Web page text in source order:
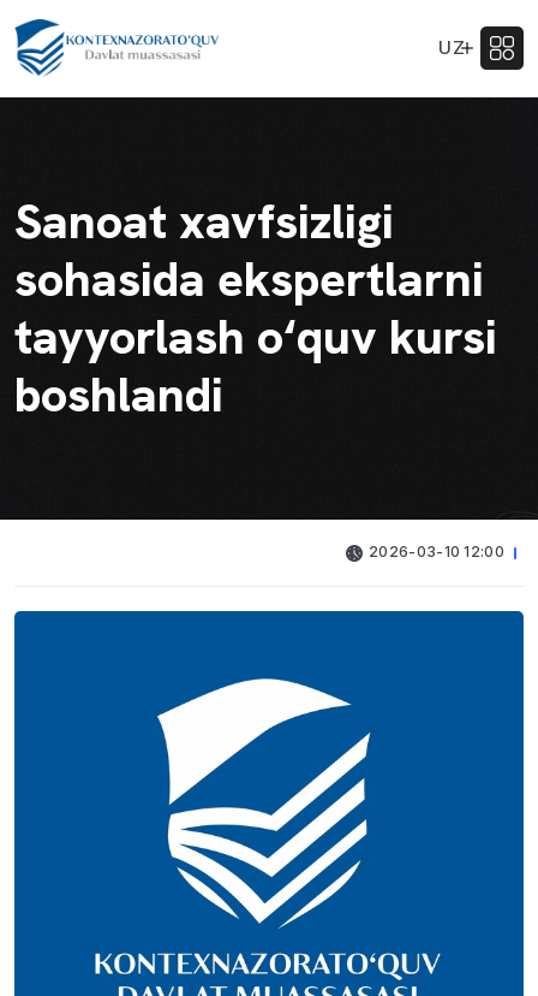
UZ
Sanoat xavfsizligi
sohasida ekspertlarni
tayyorlash o‘quv kursi
boshlandi
2026-03-10 12:00